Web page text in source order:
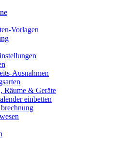
Vorlagen
Ausnahmen
Räume & Geräte
einbetten